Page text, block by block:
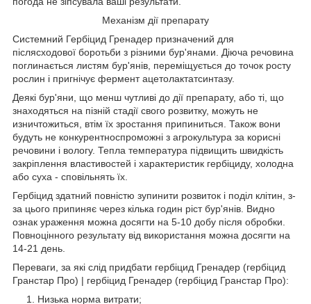
Механізм дії препарату
Системний Гербіцид Гренадер призначений для
післясходової боротьби з різними бур'янами. Діюча речовина
поглинається листям бур'янів, переміщується до точок росту
рослин і пригнічує фермент ацетолактатсинтазу.
Деякі бур'яни, що менш чутливі до дії препарату, або ті, що
знаходяться на пізній стадії свого розвитку, можуть не
изничтожиться, втім їх зростання припиниться. Також вони
будуть не конкурентноспроможні з агрокультура за корисні
речовини і вологу. Тепла температура підвищить швидкість
закріплення властивостей і характеристик гербіциду, холодна
або суха - сповільнять їх.
Гербіцид здатний повністю зупинити розвиток і поділ клітин, з-
за цього припиняє через кілька годин ріст бур'янів. Видно
ознак ураження можна досягти на 5-10 добу після обробки.
Повноцінного результату від використання можна досягти на
14-21 день.
Переваги, за які слід придбати гербіцид Гренадер (гербіцид
Гранстар Про) | гербіцид Гренадер (гербіцид Гранстар Про):
Низька норма витрати;